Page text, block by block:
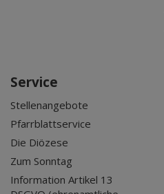
Service
Stellenangebote
Pfarrblattservice
Die Diözese
Zum Sonntag
Information Artikel 13